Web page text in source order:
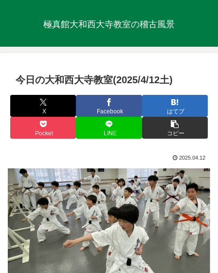
極真館大和西大寺教室の稽古風景
今日の大和西大寺教室(2025/4/12土)
X Facebook はてブ
Pocket LINE コピー
2025.04.12